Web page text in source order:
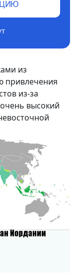
из
привлечения
из-за
высокий